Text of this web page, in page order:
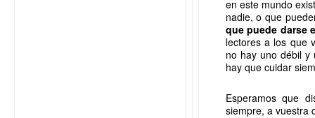
en este mundo
nadie, o que
que puede darse
lectores a los que
no hay uno débil
hay que cuidar
Esperamos que
siempre, a vuestra